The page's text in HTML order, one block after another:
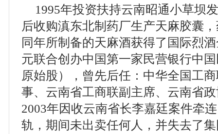
1995年投资扶持云南昭通小草坝
后收购滇东北制药厂生产天麻胶囊
同年所制备的天麻酒获得了国际烈
元联合创办中国第一家民营银行中
原始股），曾先后任：中华全国工
事、云南省工商联副主席、云南省
2003年因收云南省长李嘉廷案件牵
轨，期间未出卖任何人，并失去了